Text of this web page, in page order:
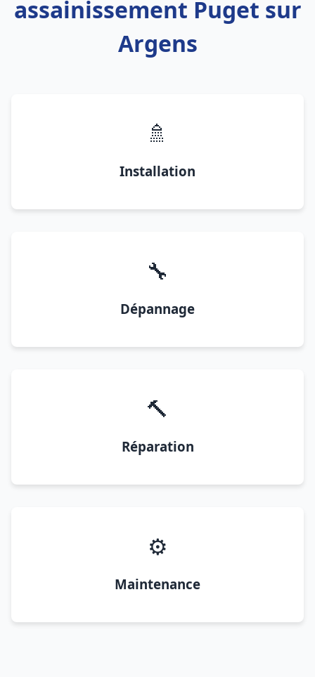
assainissement Puget sur
Argens
🚿
Installation
🔧
Dépannage
🔨
Réparation
⚙️
Maintenance